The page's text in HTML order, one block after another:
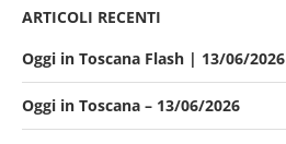
ARTICOLI RECENTI
Oggi in Toscana Flash | 13/06/2026
Oggi in Toscana – 13/06/2026